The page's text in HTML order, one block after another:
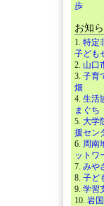
歩
お知
1. 特定
子ども
2. 山口
3. 子育
畑
4. 生活
まぐち
5. 大学
援セン
6. 周南
ットワ
7. みや
8. 子ど
9. 学習
10. 岩